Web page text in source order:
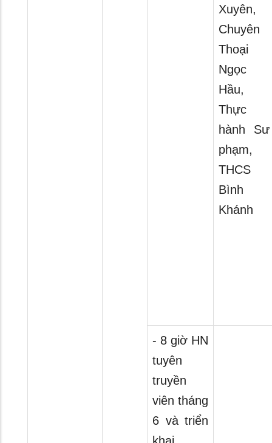
Xuyên,
Chuyên
Thoại
Ngọc
Hầu,
Thực
hành Sư
phạm,
THCS
Bình
Khánh
- 8 giờ HN
tuyên
truyền
viên tháng
6 và triển